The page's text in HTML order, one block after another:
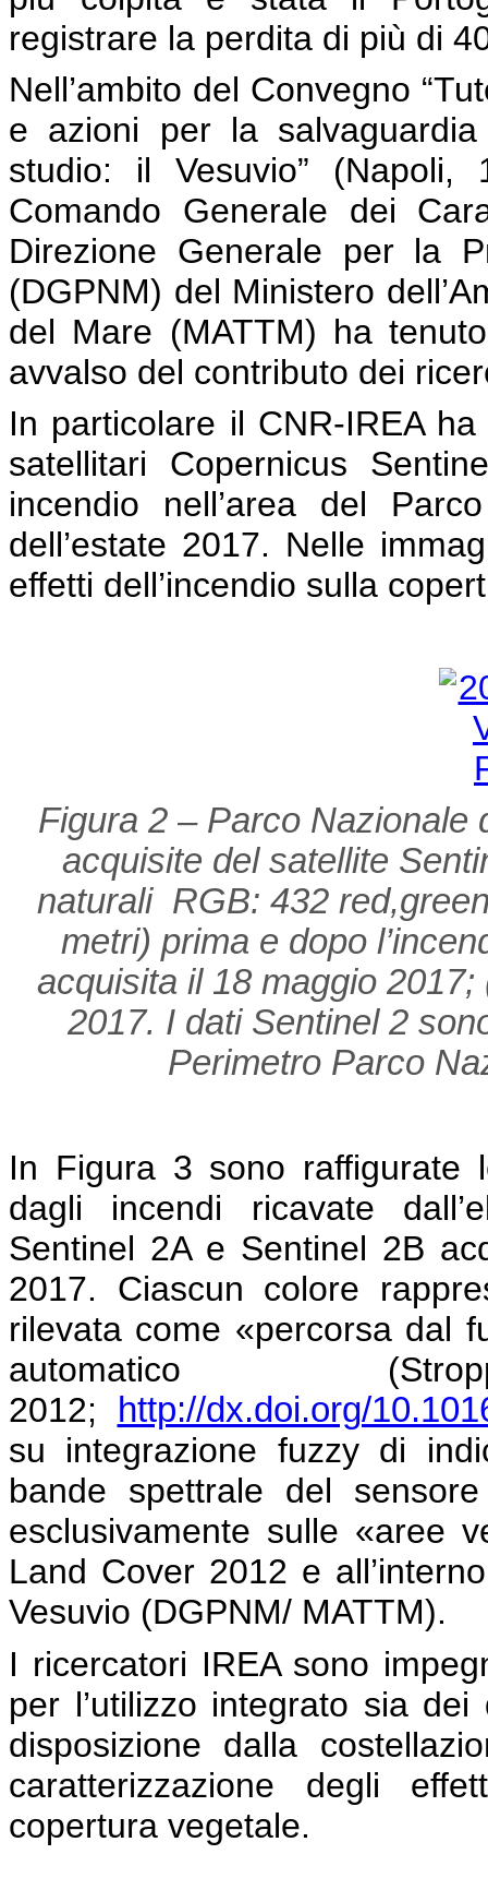
registrare la perdita di più di
Nell’ambito del Convegno
e azioni per la
studio: il Vesuvio” (Napoli,
Comando Generale dei
Direzione Generale per la
(DGPNM) del Ministero
del Mare (MATTM) ha
avvalso del contributo dei
In particolare il CNR-IREA
satellitari Copernicus
incendio nell’area del
dell’estate 2017. Nelle
effetti dell’incendio sulla
Figura 2 – Parco Nazionale
acquisite del satellite
naturali RGB: 432
metri) prima e dopo
acquisita il 18 maggio
2017. I dati Sentinel 2
Perimetro Parco
In Figura 3 sono raffigurate
dagli incendi ricavate
Sentinel 2A e Sentinel 2B
2017. Ciascun colore
rilevata come «percorsa dal
automatico
2012;
http://dx.doi.org/
su integrazione fuzzy di
bande spettrale del
esclusivamente sulle «aree
Land Cover 2012 e
Vesuvio (DGPNM/ MATTM).
I ricercatori IREA sono
per l’utilizzo integrato sia
disposizione dalla
caratterizzazione degli
copertura vegetale.